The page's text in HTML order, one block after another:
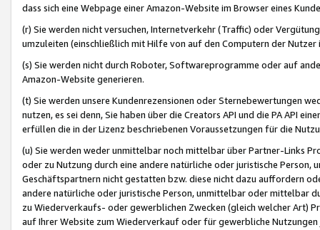
dass sich eine Webpage einer Amazon-Website im Browser eines
(r) Sie werden nicht versuchen, Internetverkehr (Traffic) oder
umzuleiten (einschließlich mit Hilfe von auf den Computern der
(s) Sie werden nicht durch Roboter, Softwareprogramme oder auf
Amazon-Website generieren.
(t) Sie werden unsere Kundenrezensionen oder Sternebewertungen
nutzen, es sei denn, Sie haben über die Creators API und die PA API
erfüllen die in der Lizenz beschriebenen Voraussetzungen für die
(u) Sie werden weder unmittelbar noch mittelbar über Partner-Links
oder zu Nutzung durch eine andere natürliche oder juristische
Geschäftspartnern nicht gestatten bzw. diese nicht dazu auffordern
andere natürliche oder juristische Person, unmittelbar oder mittelbar
zu Wiederverkaufs- oder gewerblichen Zwecken (gleich welcher Art)
auf Ihrer Website zum Wiederverkauf oder für gewerbliche